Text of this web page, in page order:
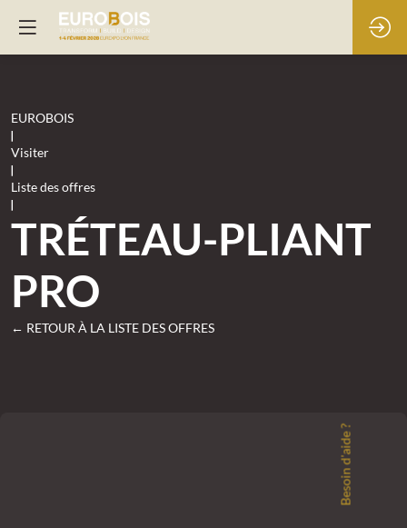
EUROBOIS
|
Visiter
|
Liste des offres
|
TRÉTEAU-PLIANT
PRO
← RETOUR À LA LISTE DES OFFRES
Besoin d'aide ?